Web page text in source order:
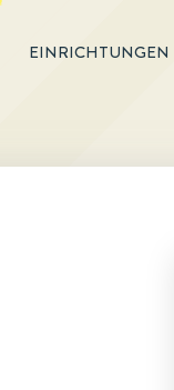
EINRICHTUNGEN